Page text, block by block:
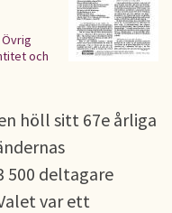
Övrig
och
höll sitt 67e årliga
500 deltagare
var ett